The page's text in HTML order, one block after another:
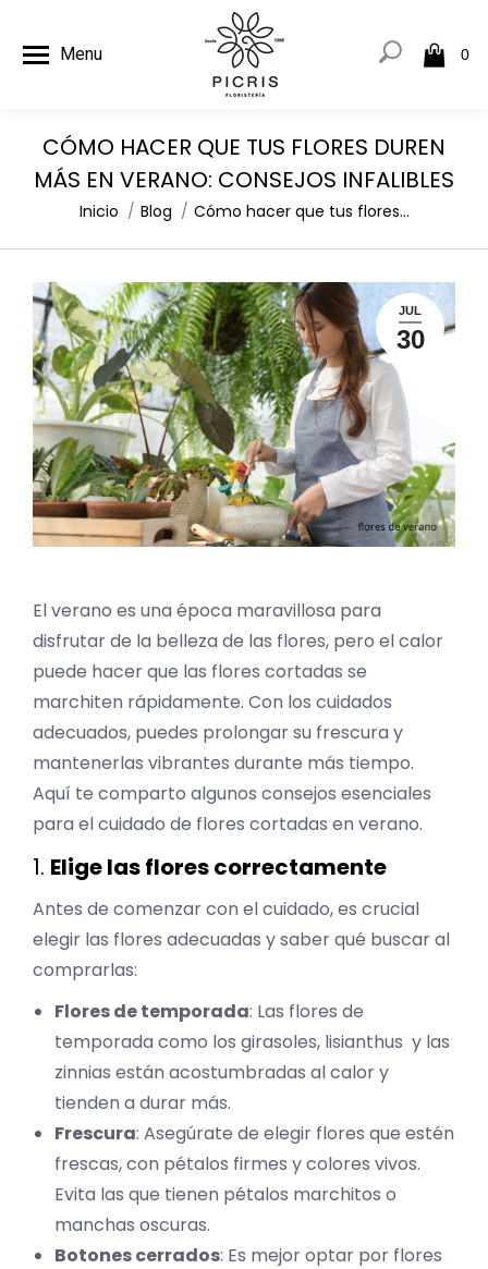
Menu 0
CÓMO HACER QUE TUS FLORES DUREN
MÁS EN VERANO: CONSEJOS INFALIBLES
Estás aquí:
Inicio Blog Cómo hacer que tus flores…
JUL
30
El verano es una época maravillosa para
disfrutar de la belleza de las flores, pero el calor
puede hacer que las flores cortadas se
marchiten rápidamente. Con los cuidados
adecuados, puedes prolongar su frescura y
mantenerlas vibrantes durante más tiempo.
Aquí te comparto algunos consejos esenciales
para el cuidado de flores cortadas en verano.
1. Elige las flores correctamente
Antes de comenzar con el cuidado, es crucial
elegir las flores adecuadas y saber qué buscar al
comprarlas:
Flores de temporada: Las flores de
temporada como los girasoles, lisianthus y las
zinnias están acostumbradas al calor y
tienden a durar más.
Frescura: Asegúrate de elegir flores que estén
frescas, con pétalos firmes y colores vivos.
Evita las que tienen pétalos marchitos o
manchas oscuras.
Botones cerrados: Es mejor optar por flores